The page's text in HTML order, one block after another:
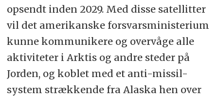
opsendt inden 2029. Med disse satellitter
vil det amerikanske forsvarsministerium
kunne kommunikere og overvåge alle
aktiviteter i Arktis og andre steder på
Jorden, og koblet med et anti-missil-
system strækkende fra Alaska hen over